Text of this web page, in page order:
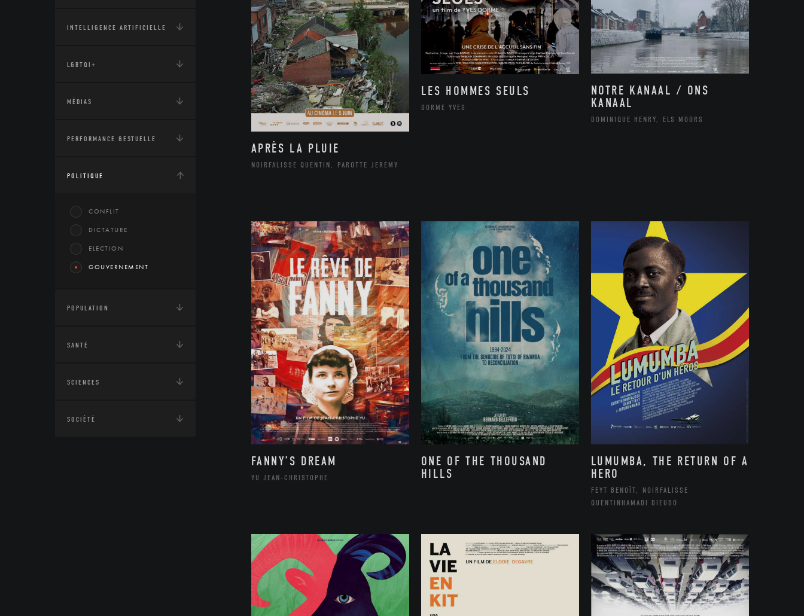
INTELLIGENCE ARTIFICIELLE
LGBTQI+
MÉDIAS
PERFORMANCE GESTUELLE
POLITIQUE
CONFLIT
DICTATURE
ELECTION
GOUVERNEMENT
POPULATION
SANTÉ
SCIENCES
SOCIÉTÉ
APRÈS LA PLUIE
NOIRFALISSE QUENTIN, PAROTTE JEREMY
LES HOMMES SEULS
DORME YVES
NOTRE KANAAL / ONS
KANAAL
DOMINIQUE HENRY, ELS MOORS
FANNY’S DREAM
YU JEAN-CHRISTOPHE
ONE OF THE THOUSAND
HILLS
LUMUMBA, THE RETURN OF A
HERO
FEYT BENOÎT, NOIRFALISSE
QUENTINHAMADI DIEUDO